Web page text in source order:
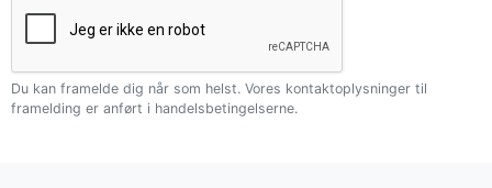
Du kan framelde dig når som helst. Vores kontaktoplysninger til
framelding er anført i handelsbetingelserne.